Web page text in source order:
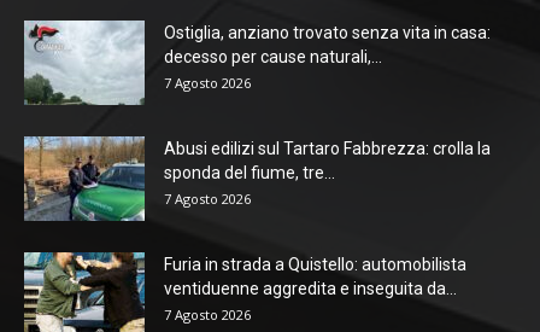
Ostiglia, anziano trovato senza vita in casa:
decesso per cause naturali,...
7 Agosto 2026
Abusi edilizi sul Tartaro Fabbrezza: crolla la
sponda del fiume, tre...
7 Agosto 2026
Furia in strada a Quistello: automobilista
ventiduenne aggredita e inseguita da...
7 Agosto 2026